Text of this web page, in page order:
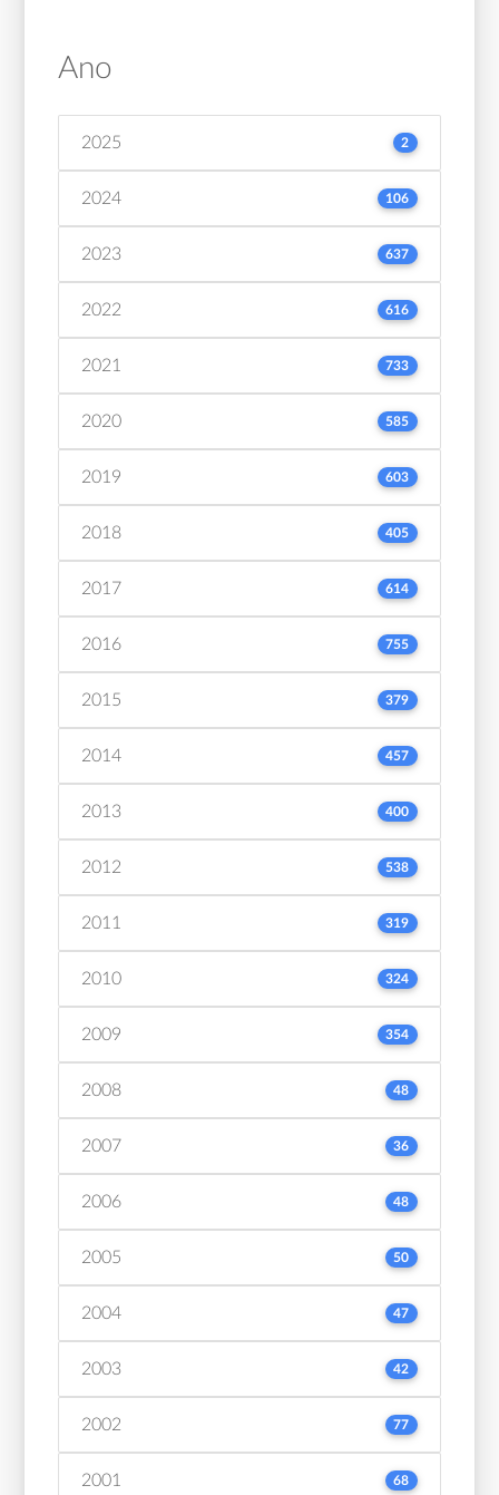
Ano
2025 2
2024 106
2023 637
2022 616
2021 733
2020 585
2019 603
2018 405
2017 614
2016 755
2015 379
2014 457
2013 400
2012 538
2011 319
2010 324
2009 354
2008 48
2007 36
2006 48
2005 50
2004 47
2003 42
2002 77
2001 68